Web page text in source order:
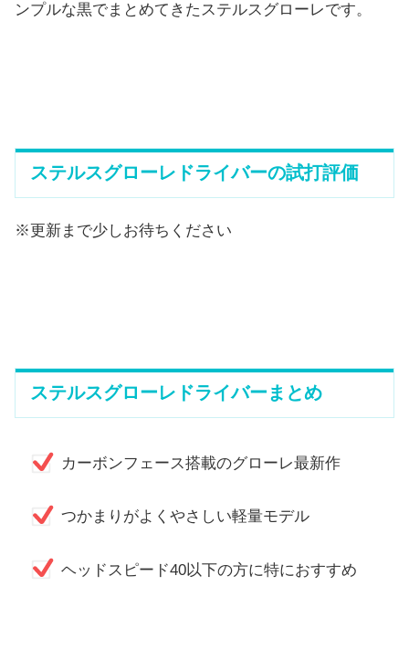
ンプルな黒でまとめてきたステルスグローレです。
ステルスグローレドライバーの試打評価
※更新まで少しお待ちください
ステルスグローレドライバーまとめ
カーボンフェース搭載のグローレ最新作
つかまりがよくやさしい軽量モデル
ヘッドスピード40以下の方に特におすすめ